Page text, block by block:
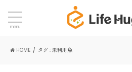
menu
HOME タグ : 未利用魚